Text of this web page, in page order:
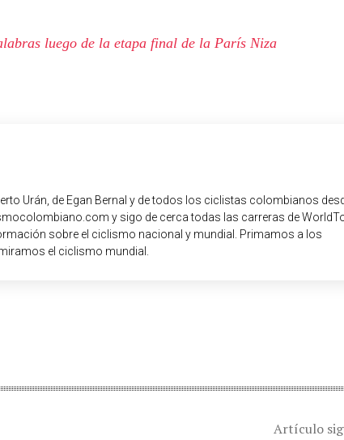
luego de la etapa final de la París Niza
Urán, de Egan Bernal y de todos los ciclistas colombianos
y sigo de cerca todas las carreras de
sobre el ciclismo nacional y mundial. Primamos a los
el ciclismo mundial.
Artículo